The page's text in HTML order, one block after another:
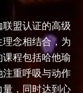
盟认证的高级
念相结合，为
程包括哈他瑜
重呼吸与动作
，同时达到心